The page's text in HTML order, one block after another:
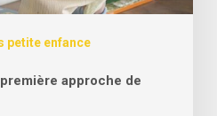
petite enfance
approche de